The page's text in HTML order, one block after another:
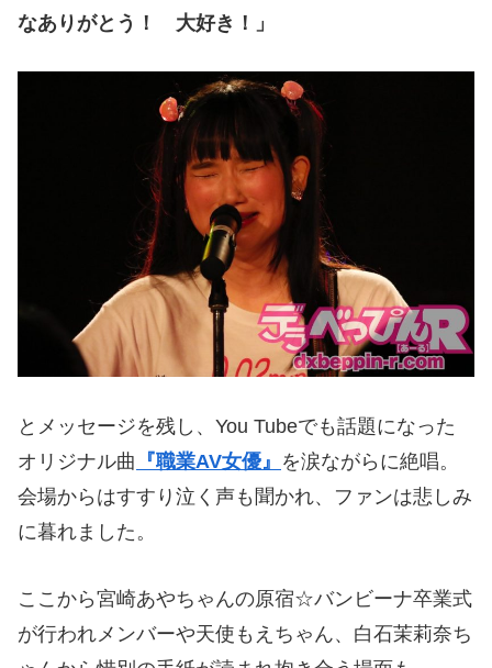
なありがとう！ 大好き！」
とメッセージを残し、You Tubeでも話題になった
オリジナル曲 『職業AV女優』 を涙ながらに絶唱。
会場からはすすり泣く声も聞かれ、ファンは悲しみ
に暮れました。
ここから宮崎あやちゃんの原宿☆バンビーナ卒業式
が行われメンバーや天使もえちゃん、白石茉莉奈ち